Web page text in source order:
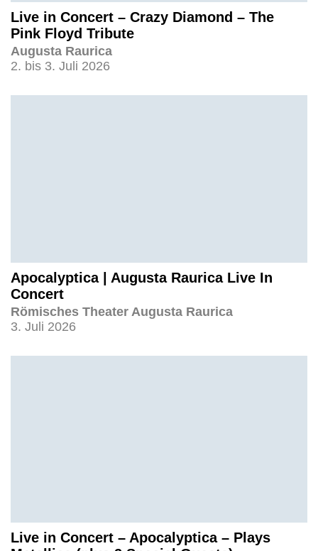
Live in Concert – Crazy Diamond – The
Pink Floyd Tribute
Augusta Raurica
2. bis 3. Juli 2026
Apocalyptica | Augusta Raurica Live In
Concert
Römisches Theater Augusta Raurica
3. Juli 2026
Live in Concert – Apocalyptica – Plays